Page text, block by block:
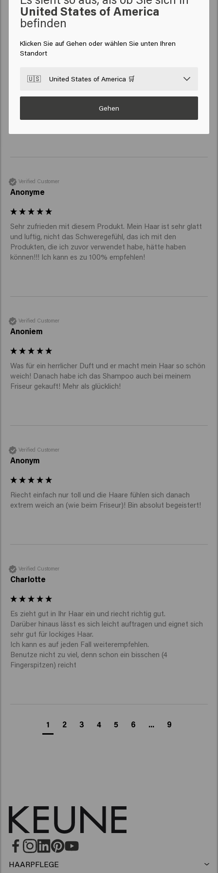
4.3
Reviewer didn't leave any comments
Verified Customer
Anonyme
Sehr zufrieden mit diesem Produkt. Mein Haar ist sehr glatt
und luftig, nicht das Schweregefühl, das ich mit den
Produkten, die ich zuvor verwendet habe, hätte haben
können!!! Ich kann es zu 100% empfehlen!
Verified Customer
Anoniem
Was für ein herrlicher Duft und er macht mein Haar so schön
weich! Danach habe ich das Shampoo auch bei meinem
Friseur gekauft! Mehr als glücklich!
Verified Customer
Anonym
Riecht einfach nur toll und die Haare fühlen sich danach
extrem weich an (wie beim Friseur)! Bin absolut begeistert!
Verified Customer
Charlotte
Es zieht gut in Ihr Haar ein und riecht richtig gut.
Darüber hinaus lässt es sich leicht auftragen und eignet sich
sehr gut für lockiges Haar.
Ich kann es auf jeden Fall weiterempfehlen.
Benutze nicht zu viel, denn schon ein bisschen (4
Fingerspitzen) reicht
1 2 3 4 5 6 ... 9
New content loaded
United States of America
befinden
Klicken Sie auf Gehen oder wählen Sie unten Ihren
Standort
🇺🇸 United States of America 🛒
Gehen
HAARPFLEGE